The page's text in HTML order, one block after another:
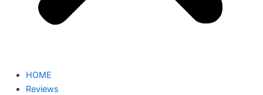
HOME
Reviews